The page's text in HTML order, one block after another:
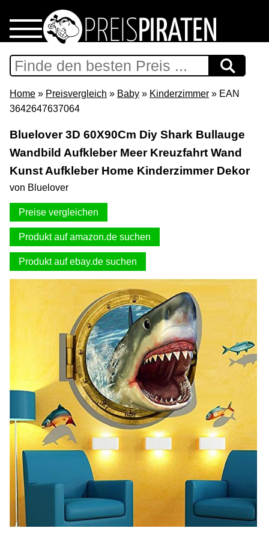
Home
Download
Support & Newsletter
Presse
Datenschutz
Impressum
Home » Preisvergleich » Baby » Kinderzimmer » EAN
3642647637064
Bluelover 3D 60X90Cm Diy Shark Bullauge
Wandbild Aufkleber Meer Kreuzfahrt Wand
Kunst Aufkleber Home Kinderzimmer Dekor
von Bluelover
Preise vergleichen
Produkt auf amazon.de suchen
Produkt auf ebay.de suchen